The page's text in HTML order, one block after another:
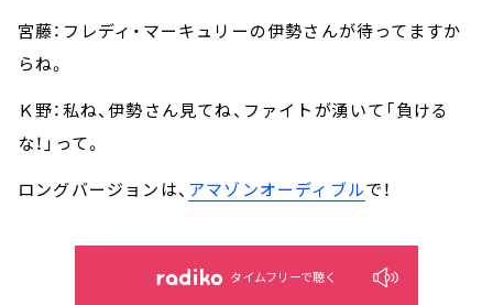
宮藤：フレディ・マーキュリーの伊勢さんが待ってますか
らね。
Ｋ野：私ね、伊勢さん見てね、ファイトが湧いて「負ける
な！」って。
ロングバージョンは、 アマゾンオーディブルで！
タイムフリーで聴く